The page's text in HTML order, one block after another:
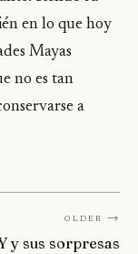
en lo que hoy
Mayas
no es tan
a
Older →
y sus sorpresas